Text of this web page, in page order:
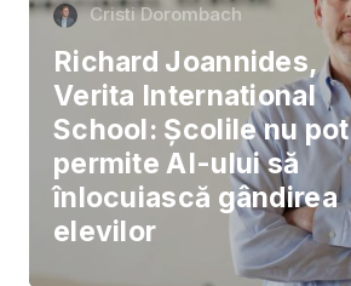
Cristi Dorombach
Richard Joannides,
Verita International
School: Școlile nu pot
permite AI-ului să
înlocuiască gândirea
elevilor